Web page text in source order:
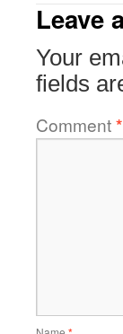
Leave
Your
fields
Comment*